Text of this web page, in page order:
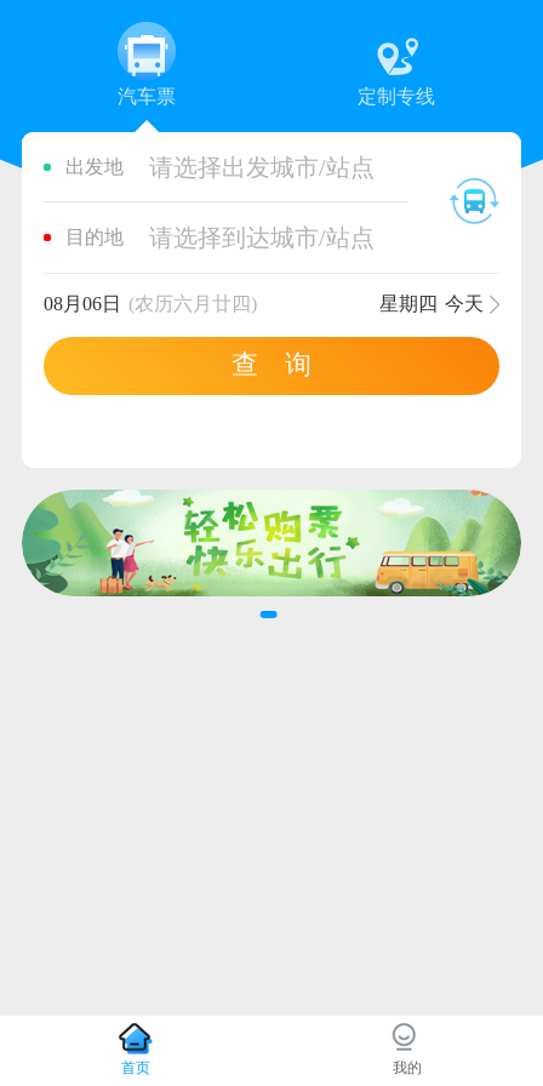
汽车票 定制专线
出发地 请选择出发城市/站点
目的地 请选择到达城市/站点
08月06日 (农历六月廿四) 星期四 今天
查 询
首页 我的